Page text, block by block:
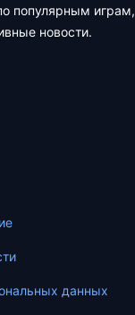
популярным играм,
новости.
данных